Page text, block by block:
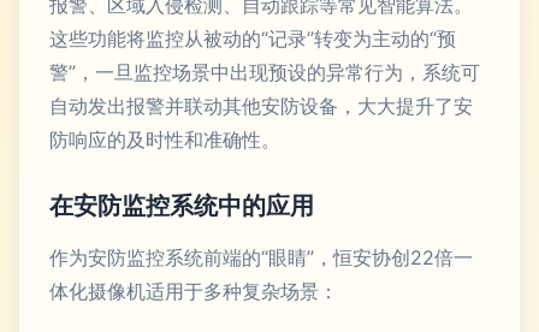
报警、区域入侵检测、自动跟踪等常见智能算法。
这些功能将监控从被动的“记录”转变为主动的“预
警”，一旦监控场景中出现预设的异常行为，系统可
自动发出报警并联动其他安防设备，大大提升了安
防响应的及时性和准确性。
在安防监控系统中的应用
作为安防监控系统前端的“眼睛”，恒安协创22倍一
体化摄像机适用于多种复杂场景：